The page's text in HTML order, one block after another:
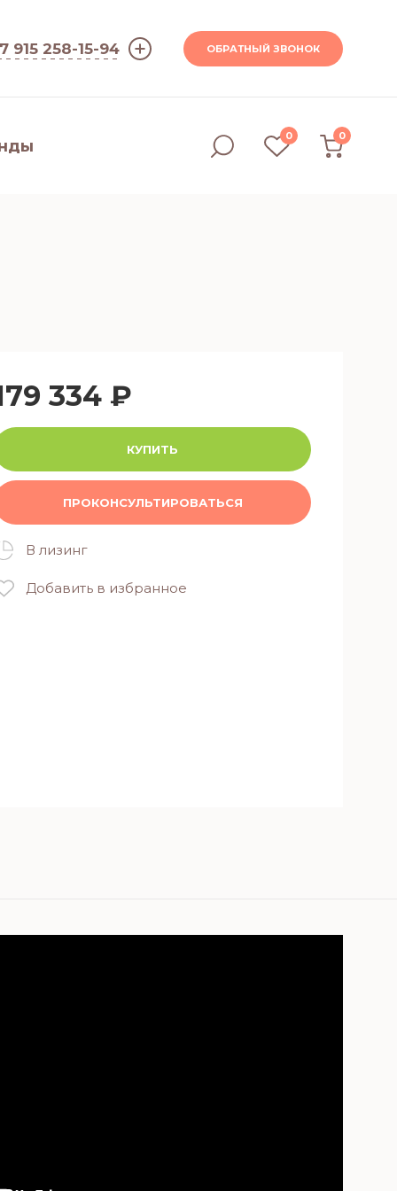
915 258-15-94 ОБРАТНЫЙ ЗВОНОК
0 0
334 ₽
КУПИТЬ
ПРОКОНСУЛЬТИРОВАТЬСЯ
В лизинг
Добавить в избранное